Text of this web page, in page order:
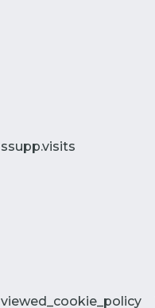
ssupp.visits
viewed_cookie_policy